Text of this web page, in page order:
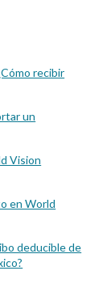
recibir
un
Vision
en World
deducible de